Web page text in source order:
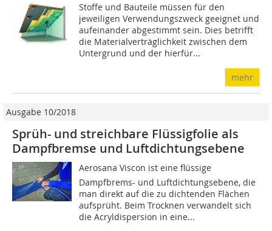
Stoffe und Bauteile müssen für den
jeweiligen Verwendungszweck geeignet und
aufeinander abgestimmt sein. Dies betrifft
die Materialverträglichkeit zwischen dem
Untergrund und der hierfür...
mehr
Ausgabe 10/2018
Sprüh- und streichbare Flüssigfolie als
Dampfbremse und Luftdichtungsebene
Aerosana Viscon ist eine flüssige
Dampfbrems- und Luftdichtungsebene, die
man direkt auf die zu dichtenden Flächen
aufsprüht. Beim Trocknen verwandelt sich
die Acryldispersion in eine...